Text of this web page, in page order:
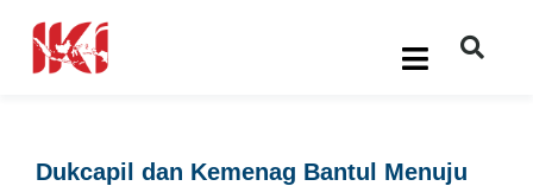
Dukcapil dan Kemenag Bantul Menuju